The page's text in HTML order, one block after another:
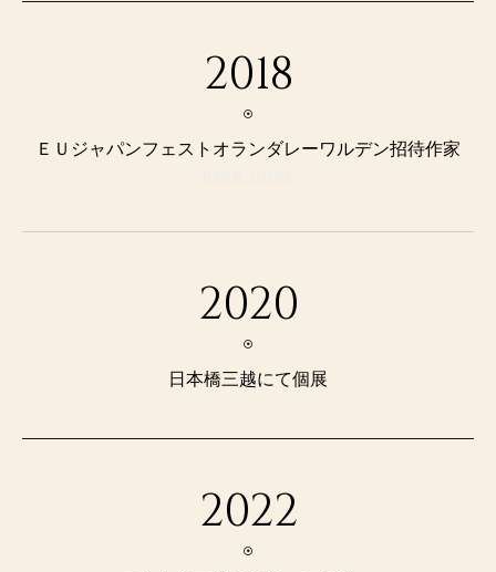
2018
ＥＵジャパンフェストオランダレーワルデン招待作家
2020
日本橋三越にて個展
2022